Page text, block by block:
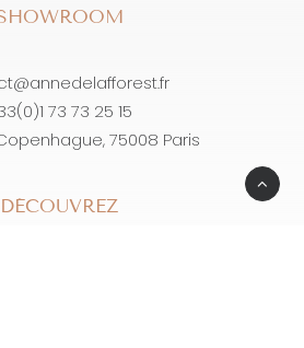
73 73 25 15
75008 Paris
DÉCOUVREZ